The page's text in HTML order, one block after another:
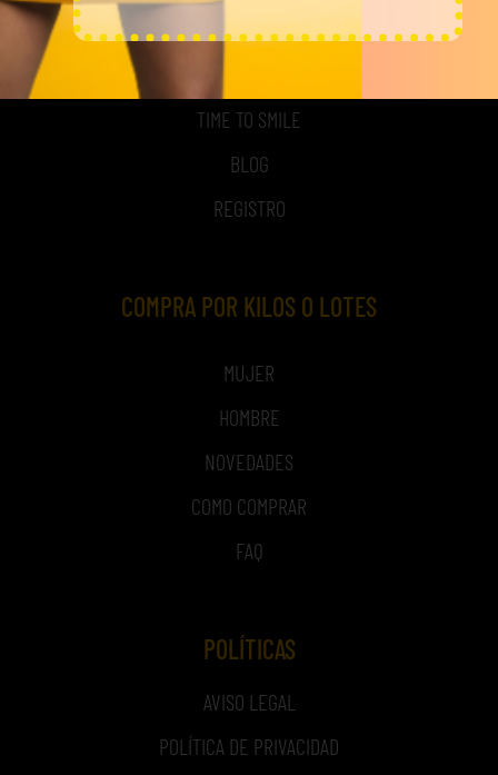
ACCESO A MI CUENTA
TIME TO SMILE
BLOG
REGISTRO
COMPRA POR KILOS O LOTES
MUJER
HOMBRE
NOVEDADES
COMO COMPRAR
FAQ
POLÍTICAS
AVISO LEGAL
POLÍTICA DE PRIVACIDAD